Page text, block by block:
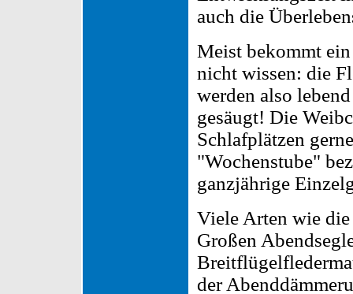
auch die
Meist bekommt
nicht wissen: die
werden also
gesäugt! Die
Schlafplätzen
"Wochenstube"
ganzjährige
Viele Arten wie
Großen
der